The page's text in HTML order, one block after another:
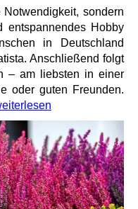
sondern
Hobby
in Deutschland
Anschließend folgt
– am liebsten in einer
oder guten Freunden.